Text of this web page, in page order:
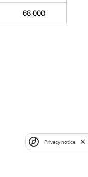
68 000
Privacy notice